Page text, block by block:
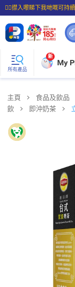
☝🏼㩒入嚟睇下我哋嘅可持
⭐購物滿$399即享免費送
所有產品
新
My
主頁 食品及飲品
飲
即沖奶茶